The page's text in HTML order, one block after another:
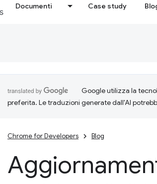
Documenti Case study
Google utilizza la
preferita. Le traduzioni generate dall'AI
Chrome for Developers Blog